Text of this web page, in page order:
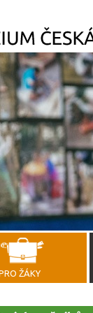
ŽÁKY